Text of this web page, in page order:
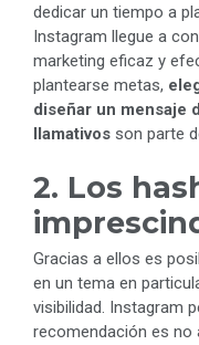
dedicar un tiempo a
Instagram llegue a
marketing eficaz y
plantearse metas,
diseñar un mensaje
llamativos son parte
2. Los
Gracias a ellos es
en un tema en
visibilidad. Instagram
recomendación es no